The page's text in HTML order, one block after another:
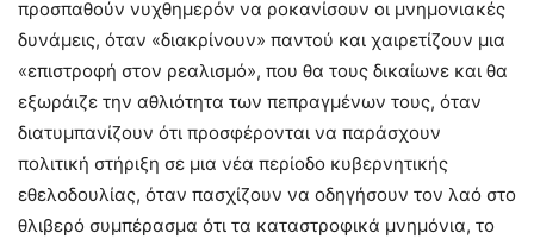
προσπαθούν νυχθημερόν να ροκανίσουν οι μνημονιακές
δυνάμεις, όταν «διακρίνουν» παντού και χαιρετίζουν μια
«επιστροφή στον ρεαλισμό», που θα τους δικαίωνε και θα
εξωράιζε την αθλιότητα των πεπραγμένων τους, όταν
διατυμπανίζουν ότι προσφέρονται να παράσχουν
πολιτική στήριξη σε μια νέα περίοδο κυβερνητικής
εθελοδουλίας, όταν πασχίζουν να οδηγήσουν τον λαό στο
θλιβερό συμπέρασμα ότι τα καταστροφικά μνημόνια, το